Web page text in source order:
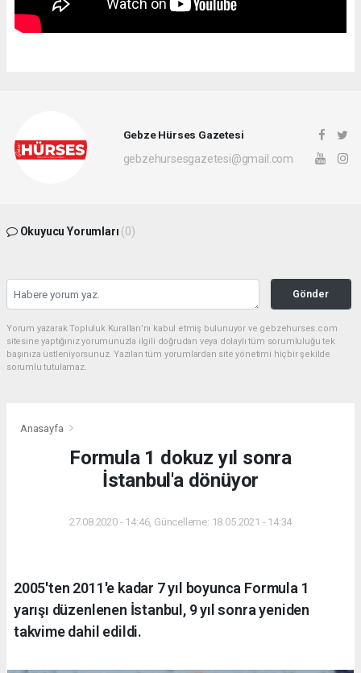
Gebze Hürses Gazetesi
gebzehursesgazetesi@gmail.com
Okuyucu Yorumları (0)
Gönder
Yorum yazarak Topluluk Kuralları’nı kabul etmiş bulunuyor ve gebzehurses.com
sitesine yaptığınız yorumunuzla ilgili doğrudan veya dolaylı tüm sorumluluğu tek
başınıza üstleniyorsunuz. Yazılan tüm yorumlardan site yönetimi hiçbir şekilde
sorumlu tutulamaz.
Anasayfa
Formula 1 dokuz yıl sonra
İstanbul'a dönüyor
27.08.2020 - 14:46, Güncelleme: 18.05.2021 - 14:34
2005'ten 2011'e kadar 7 yıl boyunca Formula 1
yarışı düzenlenen İstanbul, 9 yıl sonra yeniden
takvime dahil edildi.